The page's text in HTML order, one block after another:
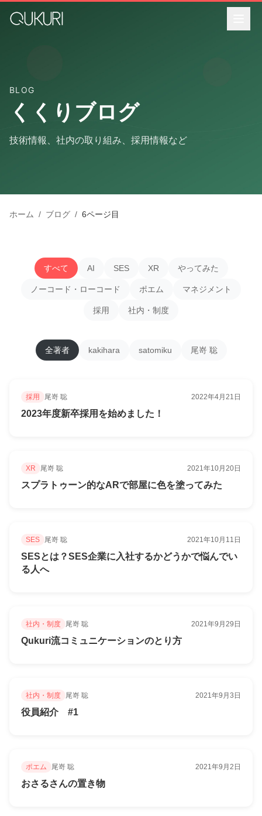
BLOG
くくりブログ
技術情報、社内の取り組み、採用情報など
ホーム / ブログ / 6ページ目
すべて AI SES XR やってみた
ノーコード・ローコード ポエム マネジメント
採用 社内・制度
全著者 kakihara satomiku 尾嵜 聡
採用 尾嵜 聡 2022年4月21日
2023年度新卒採用を始めました！
XR 尾嵜 聡 2021年10月20日
スプラトゥーン的なARで部屋に色を塗ってみた
SES 尾嵜 聡 2021年10月11日
SESとは？SES企業に入社するかどうかで悩んでい
る人へ
社内・制度 尾嵜 聡 2021年9月29日
Qukuri流コミュニケーションのとり方
社内・制度 尾嵜 聡 2021年9月3日
役員紹介 #1
ポエム 尾嵜 聡 2021年9月2日
おさるさんの置き物